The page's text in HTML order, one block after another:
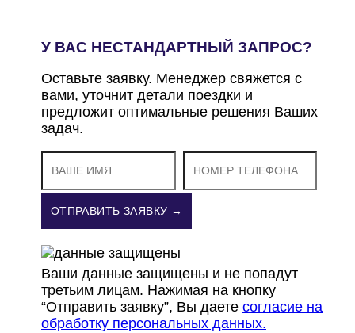
У ВАС НЕСТАНДАРТНЫЙ ЗАПРОС?
Оставьте заявку. Менеджер свяжется с
вами, уточнит детали поездки и
предложит оптимальные решения Ваших
задач.
ОТПРАВИТЬ ЗАЯВКУ →
Ваши данные защищены и не попадут
третьим лицам. Нажимая на кнопку
“Отправить заявку”, Вы даете согласие на
обработку персональных данных.